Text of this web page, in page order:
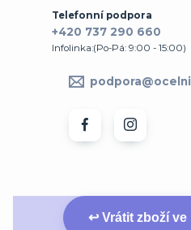
Telefonní podpora
+420 737 290 660
Infolinka:(Po-Pá: 9:00 - 15:00)
↩ Vrátit zboží ve